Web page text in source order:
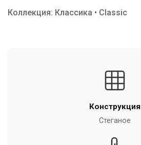
Коллекция: Классика • Classic
Конструкция
Стеганое